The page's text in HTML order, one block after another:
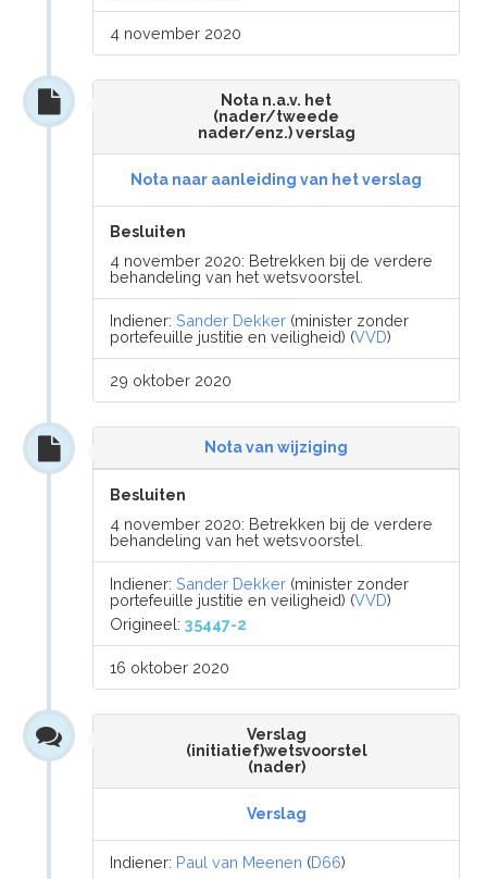
4 november 2020
Nota n.a.v. het
(nader/tweede
nader/enz.) verslag
Nota naar aanleiding van het verslag
Besluiten
4 november 2020: Betrekken bij de verdere
behandeling van het wetsvoorstel.
Indiener:Sander Dekker (minister zonder
portefeuille justitie en veiligheid) (VVD)
29 oktober 2020
Nota van wijziging
Besluiten
4 november 2020: Betrekken bij de verdere
behandeling van het wetsvoorstel.
Indiener:Sander Dekker (minister zonder
portefeuille justitie en veiligheid) (VVD)
Origineel:35447-2
16 oktober 2020
Verslag
(initiatief)wetsvoorstel
(nader)
Verslag
Indiener: Paul van Meenen (D66)